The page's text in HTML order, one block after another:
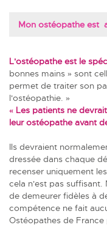
Mon ostéopathe est
L'ostéopathe est le
bonnes mains » sont
permet de traiter son
l'ostéopathie. »
« Les patients ne
leur ostéopathe avant
Ils devraient
dressée dans chaque
recenser uniquement
cela n'est pas suffisant.
de demeurer fidèles à
compétence ne fait
Ostéopathes de France